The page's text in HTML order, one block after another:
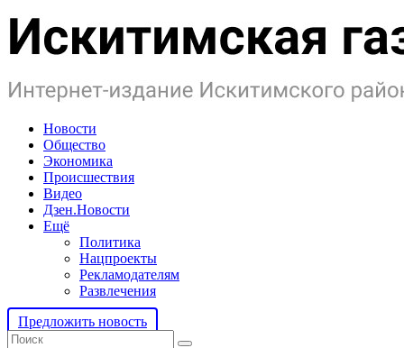
Новости
Общество
Экономика
Происшествия
Видео
Дзен.Новости
Ещё
Политика
Нацпроекты
Рекламодателям
Развлечения
Предложить новость